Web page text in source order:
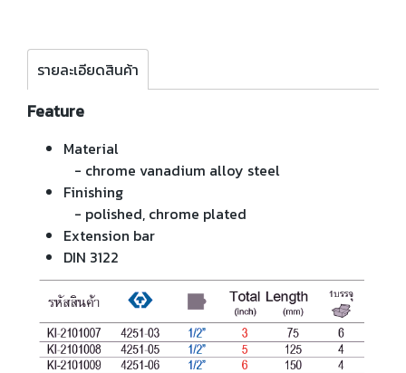
รายละเอียดสินค้า
Feature
Material
- chrome vanadium alloy steel
Finishing
- polished, chrome plated
Extension bar
DIN 3122